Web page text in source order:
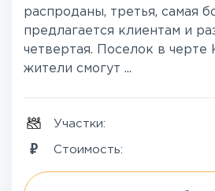
распроданы, третья, самая
предлагается клиентам и
четвертая. Поселок в черте
жители смогут ...
Участки:
Стоимость: